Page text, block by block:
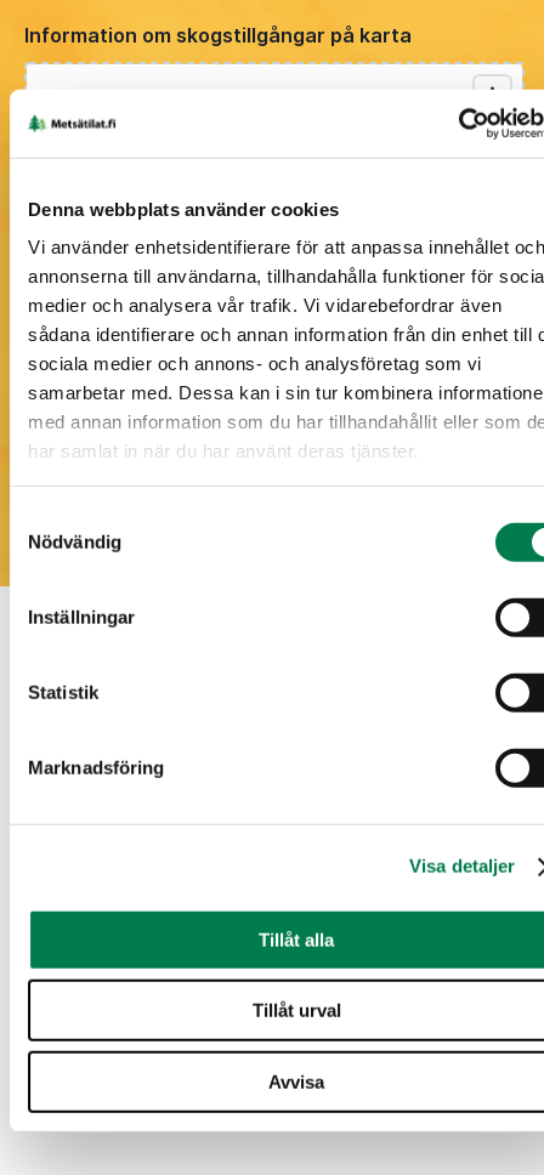
Denna webbplats använder cookies
Vi använder enhetsidentifierare för att anpassa innehållet och
annonserna till användarna, tillhandahålla funktioner för
medier och analysera vår trafik. Vi vidarebefordrar även
sådana identifierare och annan information från din enhet till
sociala medier och annons- och analysföretag som vi
samarbetar med. Dessa kan i sin tur kombinera
med annan information som du har tillhandahållit eller som
har samlat in när du har använt deras tjänster.
Nödvändig
Inställningar
Statistik
Marknadsföring
Visa detaljer
Tillåt alla
Tillåt urval
Avvisa
Information om skogstillgångar på karta
Ytkronmodeller